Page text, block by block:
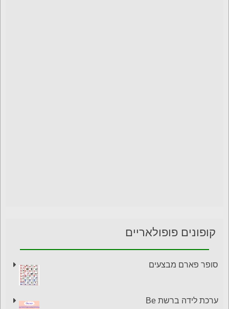
קופונים פופולאריים
סופר פארם מבצעים
ערכת לידה ברשת Be